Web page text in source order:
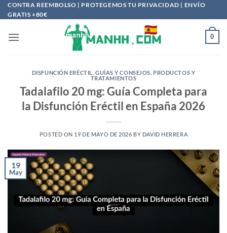
Saltar
al
CONTRA REEMBOLSO | PROTEGEMOS TU PRIVACIDAD | ENVÍO
GRATIS +80€
0
DISFUNCIÓN ERÉCTIL GUÍAS Y CONSEJOS PRODUCTOS Y
TRATAMIENTOS
Tadalafilo 20 mg: Guía Completa para
la Disfunción Eréctil en España 2026
POSTED ON 19 DE MAYO DE 2026 BY DAVID HERRERA
19
May